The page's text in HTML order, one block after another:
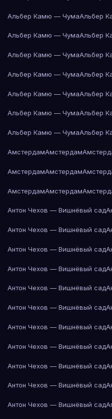
Альбер Камю — ЧумаАльбер
Альбер Камю — ЧумаАльбер
Альбер Камю — ЧумаАльбер
Альбер Камю — ЧумаАльбер
Альбер Камю — ЧумаАльбер
Альбер Камю — ЧумаАльбер
Альбер Камю — ЧумаАльбер
АмстердамАмстердам
АмстердамАмстердам
АмстердамАмстердам
Антон Чехов — Вишнёвый сад
Антон Чехов — Вишнёвый сад
Антон Чехов — Вишнёвый сад
Антон Чехов — Вишнёвый сад
Антон Чехов — Вишнёвый сад
Антон Чехов — Вишнёвый сад
Антон Чехов — Вишнёвый сад
Антон Чехов — Вишнёвый сад
Антон Чехов — Вишнёвый сад
Антон Чехов — Вишнёвый сад
Антон Чехов — Вишнёвый сад